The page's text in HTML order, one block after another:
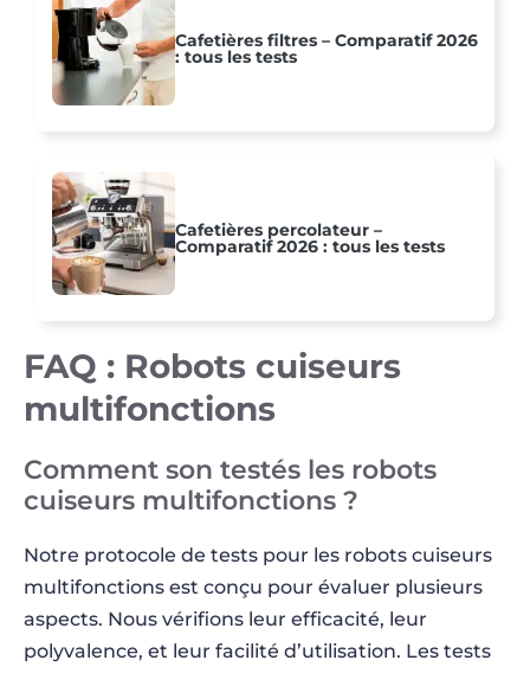
Cafetières filtres – Comparatif 2026
: tous les tests
Cafetières percolateur –
Comparatif 2026 : tous les tests
FAQ : Robots cuiseurs
multifonctions
Comment son testés les robots
cuiseurs multifonctions ?
Notre protocole de tests pour les robots cuiseurs
multifonctions est conçu pour évaluer plusieurs
aspects. Nous vérifions leur efficacité, leur
polyvalence, et leur facilité d’utilisation. Les tests